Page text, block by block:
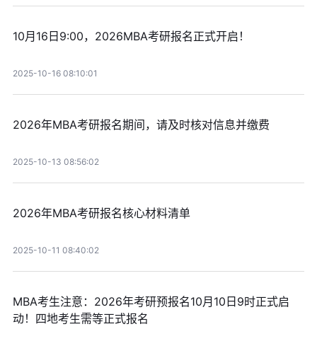
10月16日9:00，2026MBA考研报名正式开启！
2025-10-16 08:10:01
2026年MBA考研报名期间，请及时核对信息并缴费
2025-10-13 08:56:02
2026年MBA考研报名核心材料清单
2025-10-11 08:40:02
MBA考生注意：2026年考研预报名10月10日9时正式启
动！四地考生需等正式报名